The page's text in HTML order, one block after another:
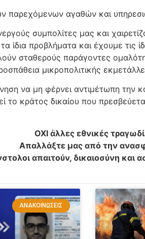
παρεχόμενων αγαθών και
συμπολίτες μας και
ίδια προβλήματα και έχουμε τις
σταθερούς παράγοντες
μικροπολιτικής
να μη φέρνει αντιμέτωπη
κράτος δικαίου που
ΟΧΙ άλλες εθνικές
Απαλλάξτε μας από την
απαιτούν, δικαιοσύνη και
ΑΝΑΚΟΙΝΏΣΕΙΣ